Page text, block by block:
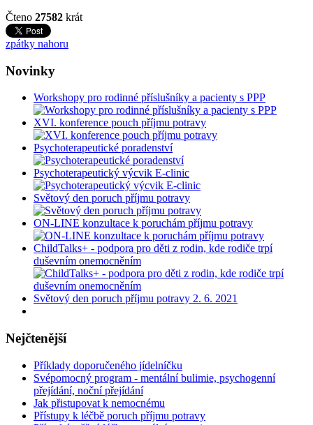
Čteno 27582 krát
zpátky nahoru
Novinky
Workshopy pro rodinné příslušníky a pacienty s PPP
XVI. konference pouch příjmu potravy
Psychoterapeutické poradenství
Psychoterapeutický výcvik E-clinic
Světový den poruch příjmu potravy
ON-LINE konzultace k poruchám příjmu potravy
ChildTalks+ - podpora pro děti z rodin, kde rodiče trpí
duševním onemocněním
Světový den poruch příjmu potravy 2. 6. 2021
Nejčtenější
Příklady doporučeného jídelníčku
Svépomocný program - mentální bulimie, psychogenní
přejídání, noční přejídání
Jak přistupovat k nemocnému
Přístupy k léčbě poruch příjmu potravy